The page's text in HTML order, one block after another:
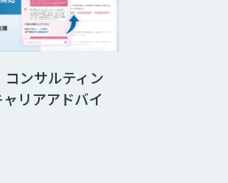
ンサルティン
リアアドバイ